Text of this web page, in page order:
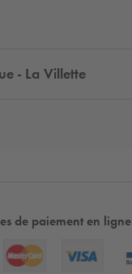
- La Villette
de paiement en ligne